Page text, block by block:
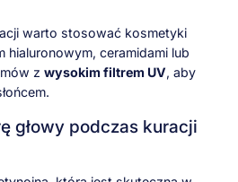
warto stosować kosmetyki
hialuronowym, ceramidami lub
z wysokim filtrem UV, aby
głowy podczas kuracji